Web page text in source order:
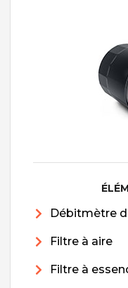
Débitmètre
Filtre à aire
Filtre à